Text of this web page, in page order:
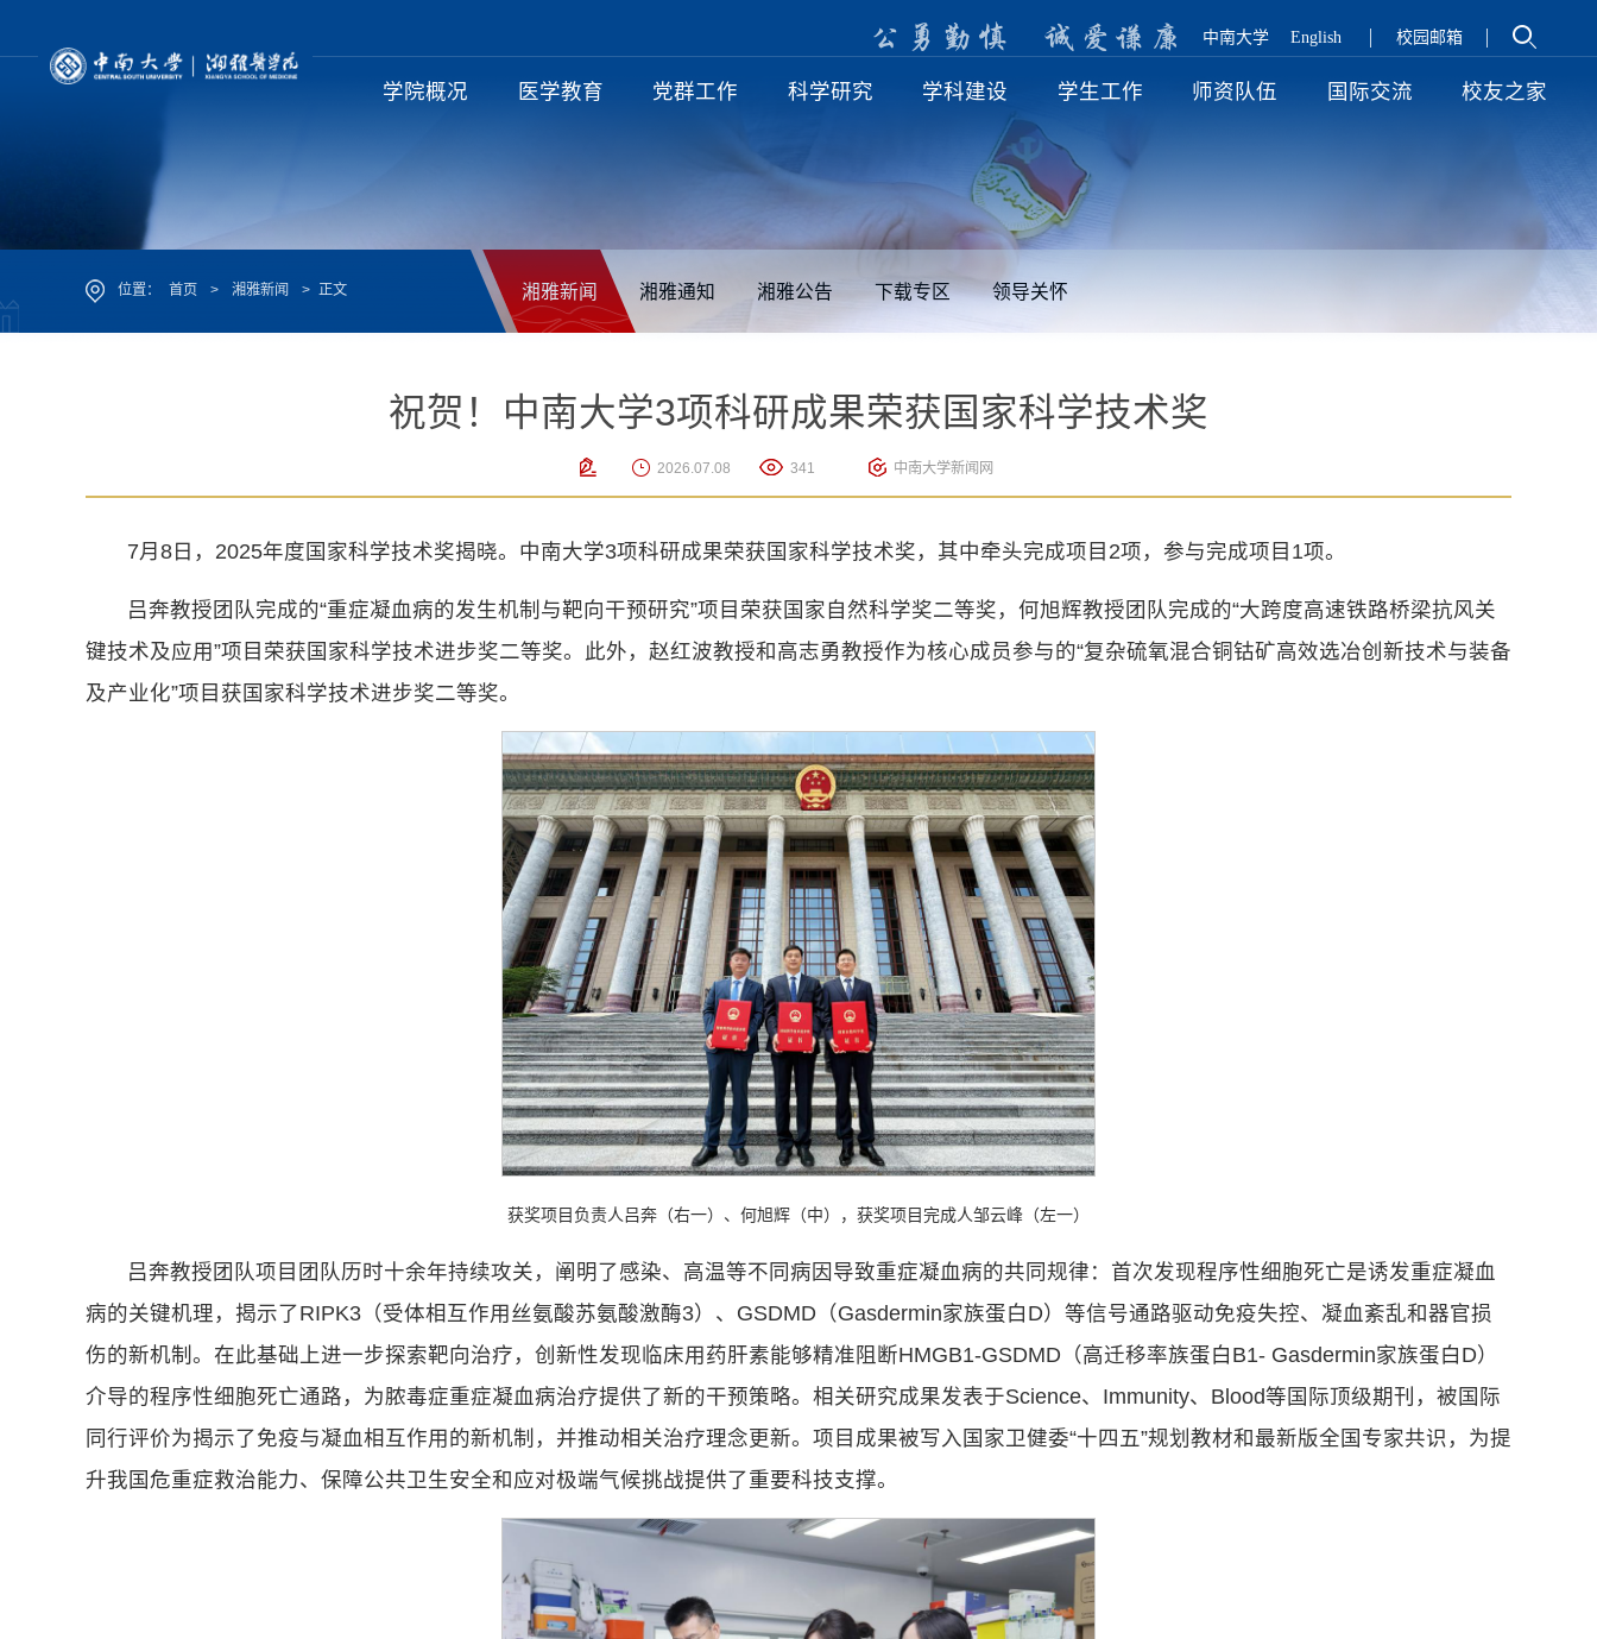
公 勇 勤 慎 诚 爱 谦 廉 中南大学 English 校园邮箱
学院概况 医学教育 党群工作 科学研究 学科建设 学生工作 师资队伍 国际交流 校友之家
位置： 首页 > 湘雅新闻 > 正文 湘雅新闻 湘雅通知 湘雅公告 下载专区 领导关怀
祝贺！中南大学3项科研成果荣获国家科学技术奖
2026.07.08 341 中南大学新闻网
7月8日，2025年度国家科学技术奖揭晓。中南大学3项科研成果荣获国家科学技术奖，其中牵头完成项目2项，参与完成项目1项。
吕奔教授团队完成的“重症凝血病的发生机制与靶向干预研究”项目荣获国家自然科学奖二等奖，何旭辉教授团队完成的“大跨度高速铁路桥梁抗风关
键技术及应用”项目荣获国家科学技术进步奖二等奖。此外，赵红波教授和高志勇教授作为核心成员参与的“复杂硫氧混合铜钴矿高效选冶创新技术与装备
及产业化”项目获国家科学技术进步奖二等奖。
获奖项目负责人吕奔（右一）、何旭辉（中），获奖项目完成人邹云峰（左一）
吕奔教授团队项目团队历时十余年持续攻关，阐明了感染、高温等不同病因导致重症凝血病的共同规律：首次发现程序性细胞死亡是诱发重症凝血
病的关键机理，揭示了RIPK3（受体相互作用丝氨酸苏氨酸激酶3）、GSDMD（Gasdermin家族蛋白D）等信号通路驱动免疫失控、凝血紊乱和器官损
伤的新机制。在此基础上进一步探索靶向治疗，创新性发现临床用药肝素能够精准阻断HMGB1-GSDMD（高迁移率族蛋白B1- Gasdermin家族蛋白D）
介导的程序性细胞死亡通路，为脓毒症重症凝血病治疗提供了新的干预策略。相关研究成果发表于Science、Immunity、Blood等国际顶级期刊，被国际
同行评价为揭示了免疫与凝血相互作用的新机制，并推动相关治疗理念更新。项目成果被写入国家卫健委“十四五”规划教材和最新版全国专家共识，为提
升我国危重症救治能力、保障公共卫生安全和应对极端气候挑战提供了重要科技支撑。